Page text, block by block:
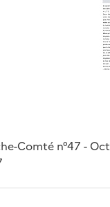
Comté n°47 -